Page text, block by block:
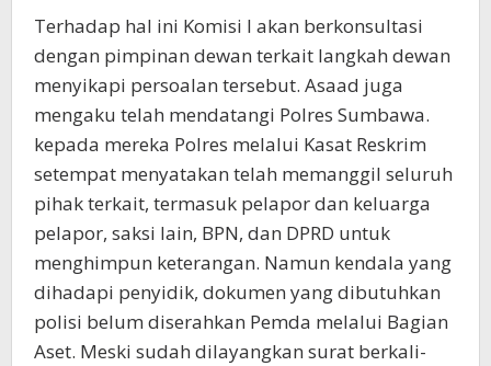
Terhadap hal ini Komisi I akan berkonsultasi
dengan pimpinan dewan terkait langkah dewan
menyikapi persoalan tersebut. Asaad juga
mengaku telah mendatangi Polres Sumbawa.
kepada mereka Polres melalui Kasat Reskrim
setempat menyatakan telah memanggil seluruh
pihak terkait, termasuk pelapor dan keluarga
pelapor, saksi lain, BPN, dan DPRD untuk
menghimpun keterangan. Namun kendala yang
dihadapi penyidik, dokumen yang dibutuhkan
polisi belum diserahkan Pemda melalui Bagian
Aset. Meski sudah dilayangkan surat berkali-